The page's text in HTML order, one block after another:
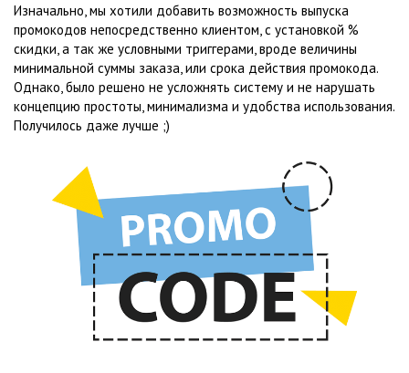
Изначально, мы хотили добавить возможность выпуска
промокодов непосредственно клиентом, с установкой %
скидки, а так же условными триггерами, вроде величины
минимальной суммы заказа, или срока действия промокода.
Однако, было решено не усложнять систему и не нарушать
концепцию простоты, минимализма и удобства использования.
Получилось даже лучше ;)